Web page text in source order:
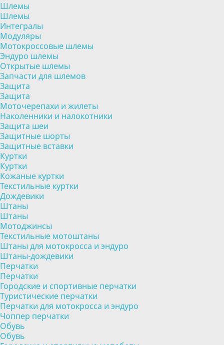
Шлемы
Шлемы
Интегралы
Модуляры
Мотокроссовые шлемы
Эндуро шлемы
Открытые шлемы
Запчасти для шлемов
Защита
Защита
Моточерепахи и жилеты
Наколенники и налокотники
Защита шеи
Защитные шорты
Защитные вставки
Куртки
Куртки
Кожаные куртки
Текстильные куртки
Дождевики
Штаны
Штаны
Мотоджинсы
Текстильные мотоштаны
Штаны для мотокросса и эндуро
Штаны-дождевики
Перчатки
Перчатки
Городские и спортивные перчатки
Туристические перчатки
Перчатки для мотокросса и эндуро
Чоппер перчатки
Обувь
Обувь